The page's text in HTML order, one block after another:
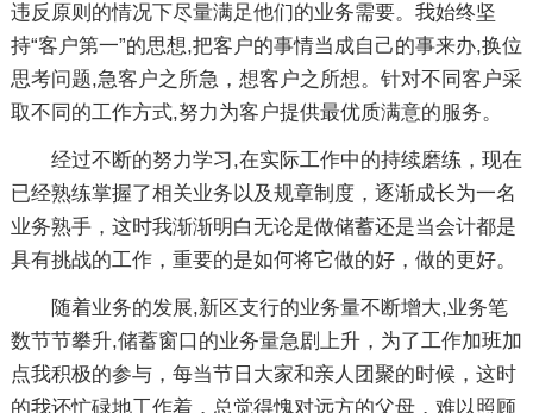
违反原则的情况下尽量满足他们的业务需要。我始终坚
持“客户第一”的思想,把客户的事情当成自己的事来办,换位
思考问题,急客户之所急，想客户之所想。针对不同客户采
取不同的工作方式,努力为客户提供最优质满意的服务。
经过不断的努力学习,在实际工作中的持续磨练，现在
已经熟练掌握了相关业务以及规章制度，逐渐成长为一名
业务熟手，这时我渐渐明白无论是做储蓄还是当会计都是
具有挑战的工作，重要的是如何将它做的好，做的更好。
随着业务的发展,新区支行的业务量不断增大,业务笔
数节节攀升,储蓄窗口的业务量急剧上升，为了工作加班加
点我积极的参与，每当节日大家和亲人团聚的时候，这时
的我还忙碌地工作着，总觉得愧对远方的父母，难以照顾